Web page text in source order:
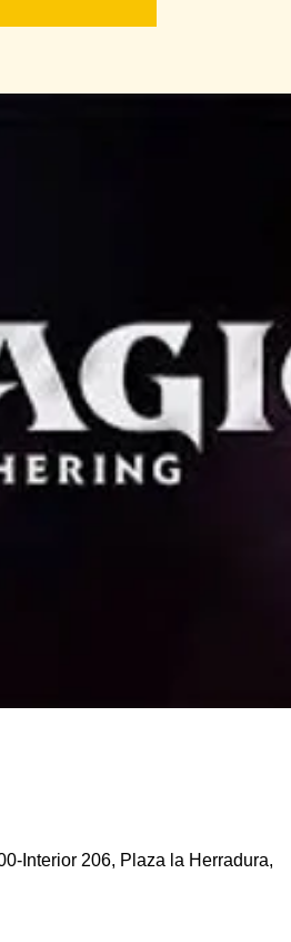
Interior 206, Plaza la Herradura,